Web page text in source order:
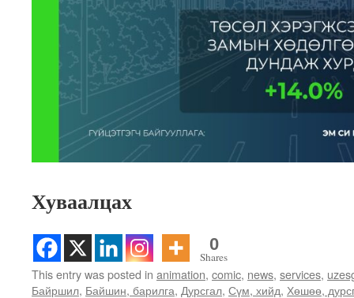
Хуваалцах
0
Shares
This entry was posted in animation, comic, news, services,
Байршил, Байшин, барилга, Дурсгал, Сүм, хийд, Хөшөө,